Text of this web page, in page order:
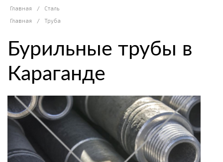
Главная /
Сталь
Главная
/ Труба
Бурильные трубы в
Караганде